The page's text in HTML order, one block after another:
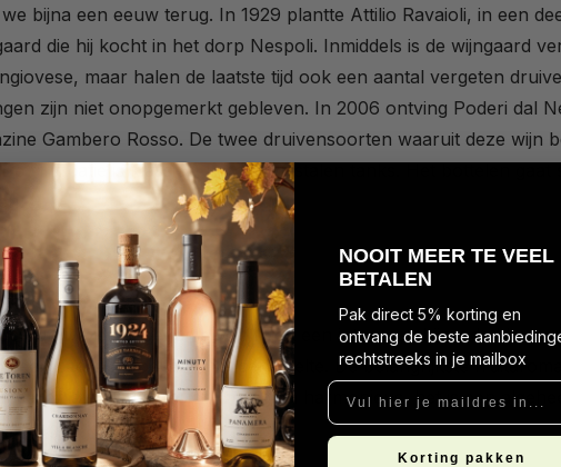
bijna een eeuw terug. In 1929 plantte Attilio Ravaioli, in een
die hij kocht in het dorp Nespoli. Inmiddels is de wijngaard
maar halen de laatste tijd ook een aantal vergeten
zijn niet onopgemerkt gebleven. In 2006 ontving Poderi dal
Gambero Rosso. De twee druivensoorten waaruit deze wijn
vinificatie is klassiek, in roestvrijstalen tanks. Het bottelen
Deze aangename wijn heeft een intense robijnrode kleur
een zacht gevoel aan het gehemelte. De belangrijkste
uit de Merlot. Droog en harmonieus, het is een
belegen kazen.
NOOIT MEER TE VEEL
BETALEN
Pak direct 5% korting en
ontvang de beste
rechtstreeks in je mailbox
Vul hier je maildres in...
Korting pakken